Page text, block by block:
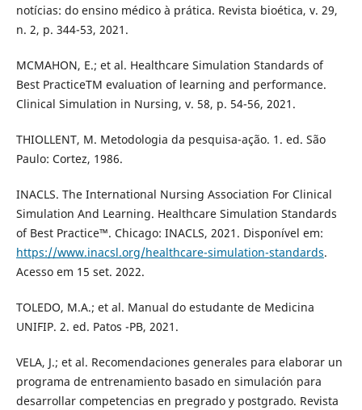
notícias: do ensino médico à prática. Revista bioética, v. 29,
n. 2, p. 344-53, 2021.
MCMAHON, E.; et al. Healthcare Simulation Standards of
Best PracticeTM evaluation of learning and performance.
Clinical Simulation in Nursing, v. 58, p. 54-56, 2021.
THIOLLENT, M. Metodologia da pesquisa-ação. 1. ed. São
Paulo: Cortez, 1986.
INACLS. The International Nursing Association For Clinical
Simulation And Learning. Healthcare Simulation Standards
of Best Practice™. Chicago: INACLS, 2021. Disponível em:
https://www.inacsl.org/healthcare-simulation-standards.
Acesso em 15 set. 2022.
TOLEDO, M.A.; et al. Manual do estudante de Medicina
UNIFIP. 2. ed. Patos -PB, 2021.
VELA, J.; et al. Recomendaciones generales para elaborar un
programa de entrenamiento basado en simulación para
desarrollar competencias en pregrado y postgrado. Revista